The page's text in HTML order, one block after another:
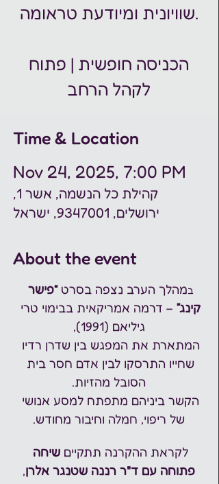
שוויונית ומיודעת טראומה.
הכניסה חופשית | פתוח
לקהל הרחב
Time & Location
Nov 24, 2025, 7:00 PM
קהילת כל הנשמה, אשר 1,
ירושלים, 9347001, ישראל
About the event
במהלך הערב נצפה בסרט “פישר
קינג” – דרמה אמריקאית בבימוי טרי
גיליאם (1991),
המתארת את המפגש בין שדרן רדיו
שחייו התרסקו לבין אדם חסר בית
הסובל מהזיות.
הקשר ביניהם מתפתח למסע אנושי
של ריפוי, חמלה וחיבור מחודש.
לקראת ההקרנה תתקיים שיחה
פתוחה עם ד"ר רננה שטנגר אלרן,